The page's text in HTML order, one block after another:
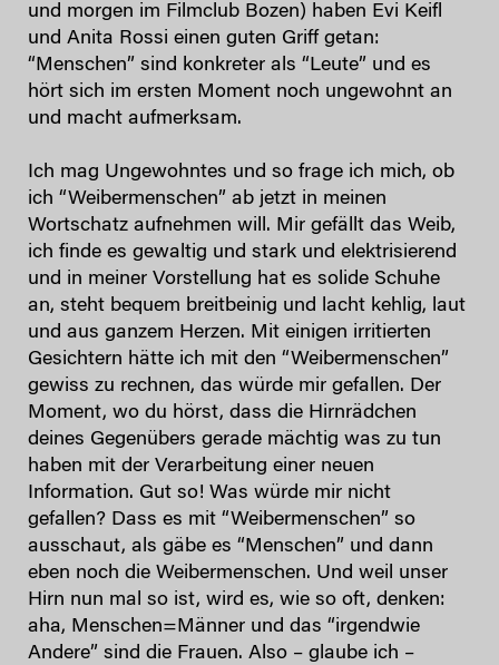
und morgen im Filmclub Bozen) haben Evi Keifl
und Anita Rossi einen guten Griff getan​:
“Menschen” sind konkreter als “Leute” und es
hört sich im ersten Moment noch ungewohnt an
und macht aufmerksam.
​Ich mag Ungewohntes und so frage ich mich, ob
ich “Weibermenschen” ab jetzt in meinen
Wortschatz aufnehmen will. Mir gefällt das Weib,
ich finde es gewaltig und stark und elektrisierend
und in meiner Vorstellung hat es solide Schuhe
an, steht bequem breitbeinig und lacht kehlig, laut
und aus ganzem Herzen. Mit einigen irritierten
Gesichtern hätte ich mit den “Weibermenschen”
gewiss zu rechnen, das würde mir gefallen. Der
Moment, wo du hörst, dass die Hirnrädchen
deines Gegenübers gerade mächtig was zu tun
haben mit der Verarbeitung einer neuen
Information. Gut so! Was würde mir nicht
gefallen? Dass ​es mit “Weibermenschen” so
ausschaut, als gäbe es “Menschen” und dann
eben noch die Weibermenschen. Und weil unser
Hirn nun mal so ist, wird es, wie so oft, denken:
aha, Menschen=Männer und das “irgendwie
Andere” sind die Frauen. Also – glaube ich –